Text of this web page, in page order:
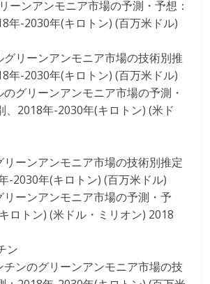
ーンアンモニア市場の予測・予想：
年-2030年(キロトン) (百万米ドル)
グリーンアンモニア市場の技術別推
年-2030年(キロトン) (百万米ドル)
のグリーンアンモニア市場の予測・
、2018年-2030年(キロトン) (米ド
リーンアンモニア市場の技術別推定
-2030年(キロトン) (百万米ドル)
リーンアンモニア市場の予測・予
ロトン) (米ドル・ミリオン) 2018
ン
チンのグリーンアンモニア市場の技